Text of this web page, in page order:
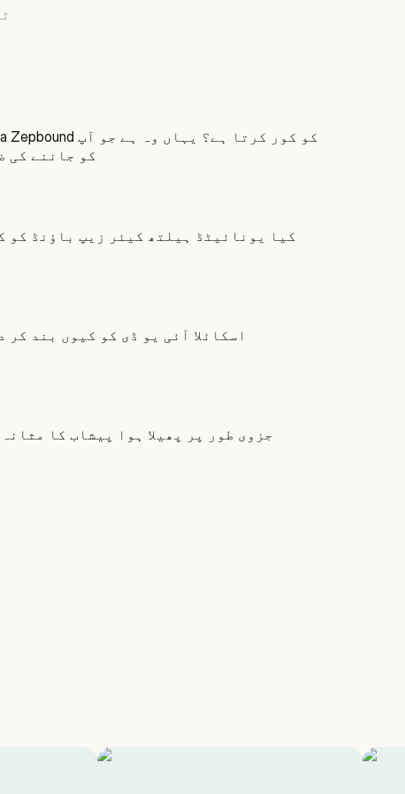
کو جاننے کی
کیا یونائیٹڈ ہیلتھ کیئر زیپ باؤنڈ کو
اسکائلا آئی یو ڈی کو کیوں بند کر
جزوی طور پر پھیلا ہوا پیشاب کا